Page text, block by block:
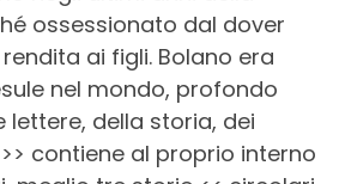
ossessionato dal dover
ai figli. Bolano era
nel mondo, profondo
lettere, della storia, dei
contiene al proprio interno